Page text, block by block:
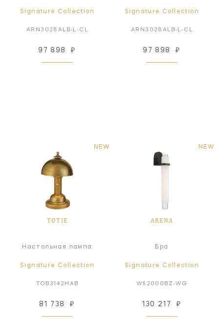
Signature Collection
ARN3028ALB-L-CL
97 898 ₽
Signature Collection
ARN3028ALB-L-CL
97 898 ₽
NEW
TOTIE
Настольная лампа
Signature Collection
TOB3142HAB
81 738 ₽
NEW
ARENA
Бра
Signature Collection
WS2000BZ-WG
130 217 ₽